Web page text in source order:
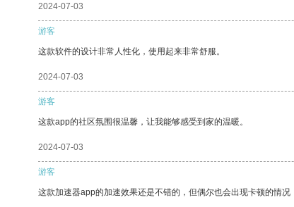
2024-07-03
游客
这款软件的设计非常人性化，使用起来非常舒服。
2024-07-03
游客
这款app的社区氛围很温馨，让我能够感受到家的温暖。
2024-07-03
游客
这款加速器app的加速效果还是不错的，但偶尔也会出现卡顿的情况